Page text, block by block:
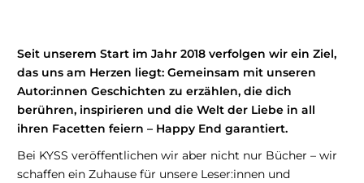
Seit unserem Start im Jahr 2018 verfolgen wir ein Ziel,
das uns am Herzen liegt: Gemeinsam mit unseren
Autor:innen Geschichten zu erzählen, die dich
berühren, inspirieren und die Welt der Liebe in all
ihren Facetten feiern – Happy End garantiert.
Bei KYSS veröffentlichen wir aber nicht nur Bücher – wir
schaffen ein Zuhause für unsere Leser:innen und